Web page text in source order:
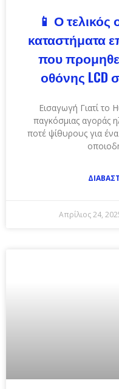
📱 Ο τελικός
καταστήματα
που
οθόνης LCD
Εισαγωγή Γιατί το
παγκόσμιας αγοράς
ποτέ ψίθυρους για
Απρίλιος 24,